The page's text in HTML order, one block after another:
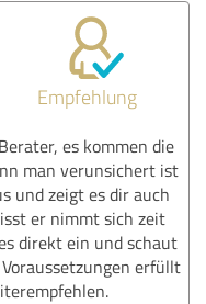
Empfehlung
es kommen die
man verunsichert ist
und zeigt es dir auch
er nimmt sich zeit
direkt ein und schaut
erfüllt